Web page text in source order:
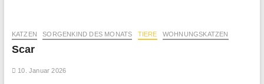
KATZEN SORGENKIND DES MONATS TIERE WOHNUNGSKATZEN
Scar
10. Januar 2026